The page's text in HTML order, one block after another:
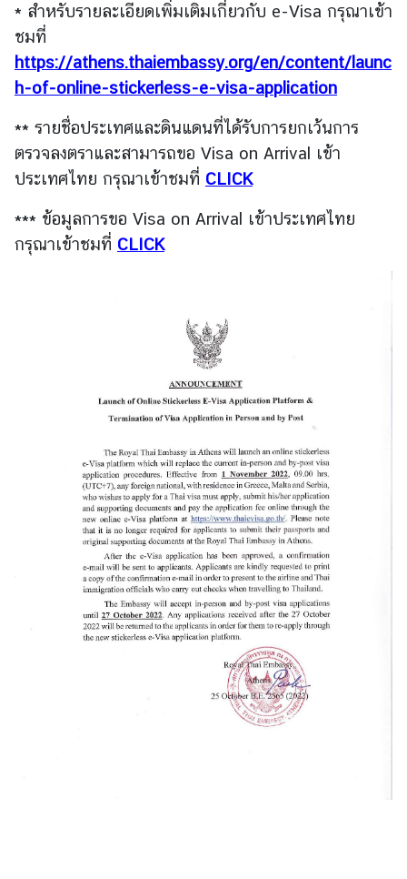
า
ง
ป
ร
เ
ท
ศ
บ
ริ
ก
* สำหรับรายละเอียดเพิ่มเติมเกี่ยวกับ e-Visa กรุณาเข้า
ชมที่
https://athens.thaiembassy.org/en/content/launc
h-of-online-stickerless-e-visa-application
** รายชื่อประเทศและดินแดนที่ได้รับการยกเว้นการ
ตรวจลงตราและสามารถขอ Visa on Arrival เข้า
ประเทศไทย กรุณาเข้าชมที่ CLICK
*** ข้อมูลการขอ Visa on Arrival เข้าประเทศไทย
กรุณาเข้าชมที่ CLICK